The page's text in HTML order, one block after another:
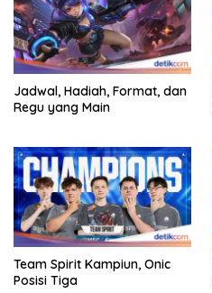
Jadwal, Hadiah, Format, dan
Regu yang Main
Team Spirit Kampiun, Onic
Posisi Tiga